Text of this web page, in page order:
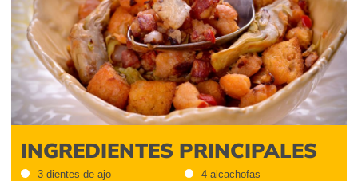
INGREDIENTES PRINCIPALES
3 dientes de ajo
4 alcachofas